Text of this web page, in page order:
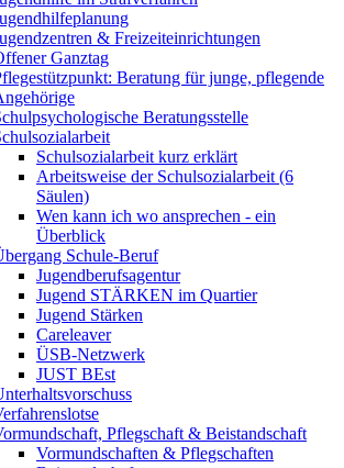
& Freizeiteinrichtungen
Ganztag
Beratung für junge, pflegende
Beratungsstelle
Schulsozialarbeit kurz erklärt
Arbeitsweise der Schulsozialarbeit (6
Säulen)
Wen kann ich wo ansprechen - ein
Überblick
Schule-Beruf
Jugendberufsagentur
Jugend STÄRKEN im Quartier
Jugend Stärken
Careleaver
ÜSB-Netzwerk
JUST BEst
Pflegschaft & Beistandschaft
Vormundschaften & Pflegschaften